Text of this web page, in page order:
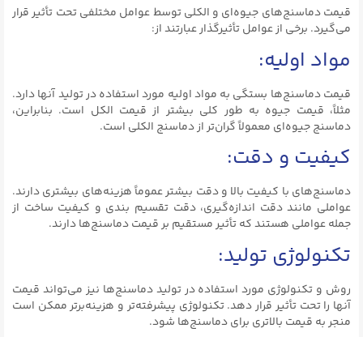
قیمت دماسنج‌های جیوه‌ای و الکلی توسط عوامل مختلفی تحت تأثیر قرار
می‌گیرد. برخی از عوامل تأثیرگذار عبارتند از:
مواد اولیه:
قیمت دماسنج‌ها بستگی به مواد اولیه مورد استفاده در تولید آنها دارد.
مثلاً، قیمت جیوه به طور کلی بیشتر از قیمت الکل است. بنابراین،
دماسنج جیوه‌ای معمولاً گران‌تر از دماسنج الکلی است.
کیفیت و دقت:
دماسنج‌های با کیفیت بالا و دقت بیشتر عموماً هزینه‌های بیشتری دارند.
عواملی مانند دقت اندازه‌گیری، دقت تقسیم بندی و کیفیت ساخت از
جمله عواملی هستند که تأثیر مستقیم بر قیمت دماسنج‌ها دارند.
تکنولوژی تولید:
روش و تکنولوژی مورد استفاده در تولید دماسنج‌ها نیز می‌تواند قیمت
آنها را تحت تأثیر قرار دهد. تکنولوژی پیشرفته‌تر و هزینه‌برتر ممکن است
منجر به قیمت بالاتری برای دماسنج‌ها شود.